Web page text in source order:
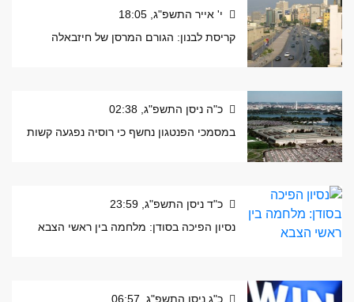
י' אייר התשפ"ג, 18:05
קריסת לבנון: הגורם המרסן של חיזבאלה
כ"ה ניסן התשפ"ג, 02:38
במסמכי הפנטגון נחשף כי רוסיה נפגעה קשות
כ"ד ניסן התשפ"ג, 23:59
נסיון הפיכה בסודן: מלחמה בין ראשי הצבא
כ"ג ניסן התשפ"ג, 06:57